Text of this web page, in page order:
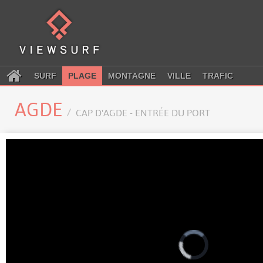
SURF PLAGE MONTAGNE VILLE TRAFIC
AGDE CAP D'AGDE - ENTRÉE DU PORT